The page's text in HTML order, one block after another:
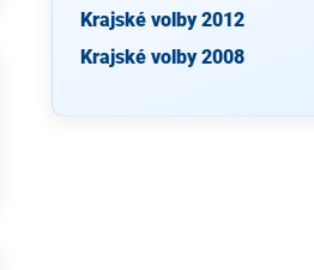
Krajské volby 2012
Krajské volby 2008